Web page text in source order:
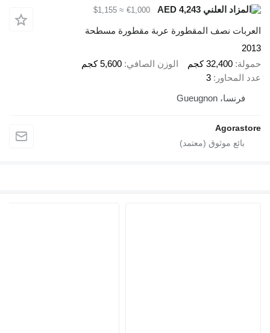
AED 4,243
€1,000
≈ $1,155
نصف المقطورة عربة مقطورة مسطحة
32,400 كجم الوزن الصافي
5,600 كجم
3